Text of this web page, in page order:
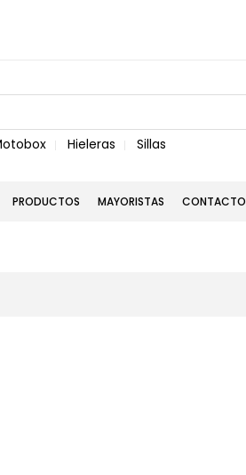
Hieleras Sillas
PRODUCTOS MAYORISTAS CONTACTO